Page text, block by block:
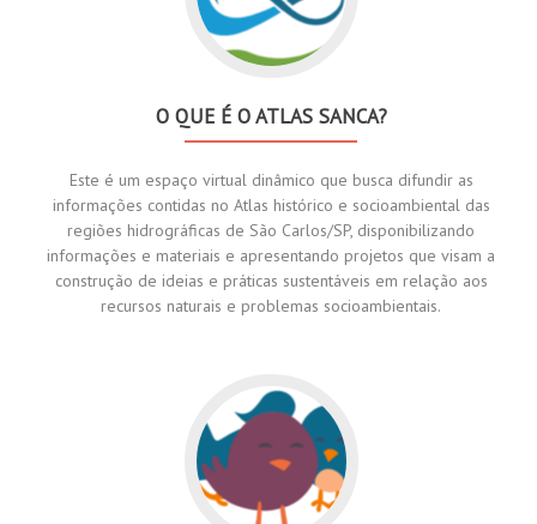
O QUE É O ATLAS SANCA?
Este é um espaço virtual dinâmico que busca difundir as
informações contidas no Atlas histórico e socioambiental das
regiões hidrográficas de São Carlos/SP, disponibilizando
informações e materiais e apresentando projetos que visam a
construção de ideias e práticas sustentáveis em relação aos
recursos naturais e problemas socioambientais.